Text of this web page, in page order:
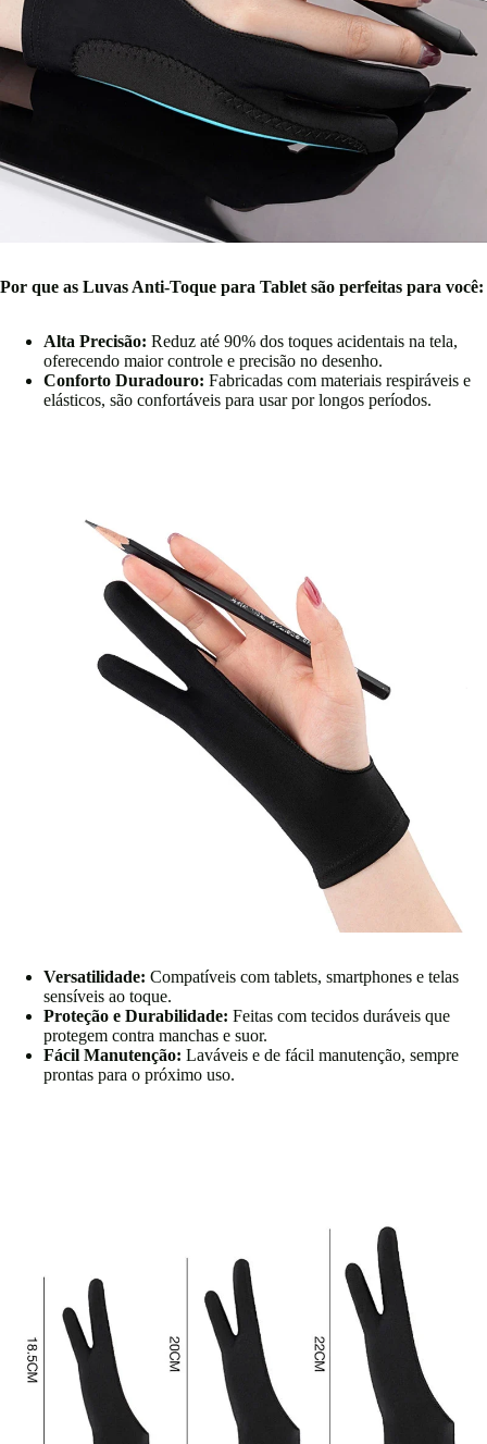
Por que as Luvas Anti-Toque para Tablet são perfeitas para você:
Alta Precisão: Reduz até 90% dos toques acidentais na tela,
oferecendo maior controle e precisão no desenho.
Conforto Duradouro: Fabricadas com materiais respiráveis e
elásticos, são confortáveis para usar por longos períodos.
Versatilidade: Compatíveis com tablets, smartphones e telas
sensíveis ao toque.
Proteção e Durabilidade: Feitas com tecidos duráveis que
protegem contra manchas e suor.
Fácil Manutenção: Laváveis e de fácil manutenção, sempre
prontas para o próximo uso.